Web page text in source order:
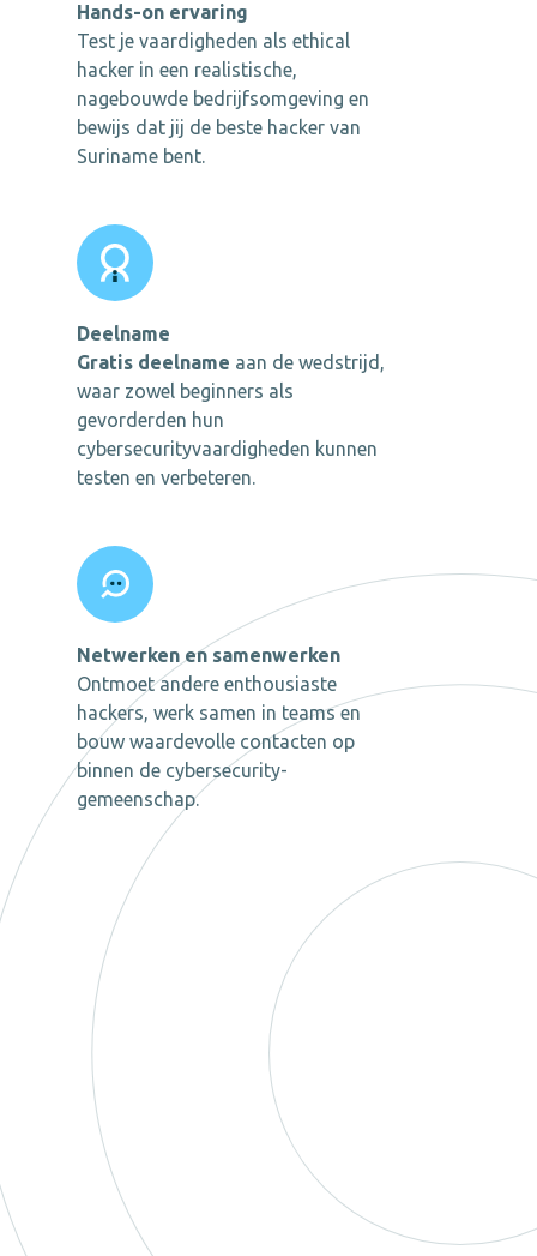
Hands-on ervaring
Test je vaardigheden als ethical
hacker in een realistische,
nagebouwde bedrijfsomgeving en
bewijs dat jij de beste hacker van
Suriname bent.
Deelname
Gratis deelname aan de wedstrijd,
waar zowel beginners als
gevorderden hun
cybersecurityvaardigheden kunnen
testen en verbeteren.
Netwerken en samenwerken
Ontmoet andere enthousiaste
hackers, werk samen in teams en
bouw waardevolle contacten op
binnen de cybersecurity-
gemeenschap.